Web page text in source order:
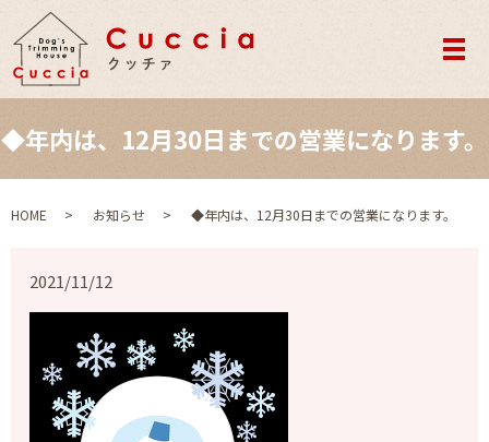
メ
◆年内は、12月30日までの営業になります。
HOME お知らせ ◆年内は、12月30日までの営業になります。
2021/11/12